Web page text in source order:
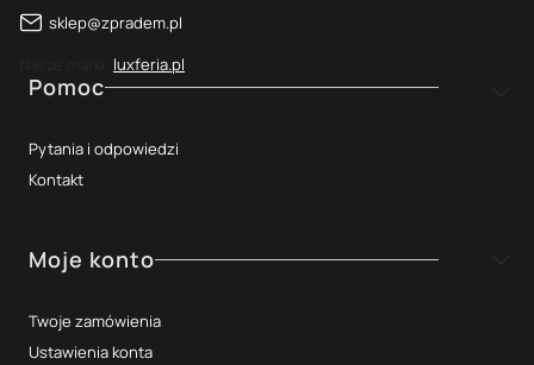
sklep@zpradem.pl
luxferia.pl
Linki w stopce
Pomoc
Pytania i odpowiedzi
Kontakt
Moje konto
Twoje zamówienia
Ustawienia konta